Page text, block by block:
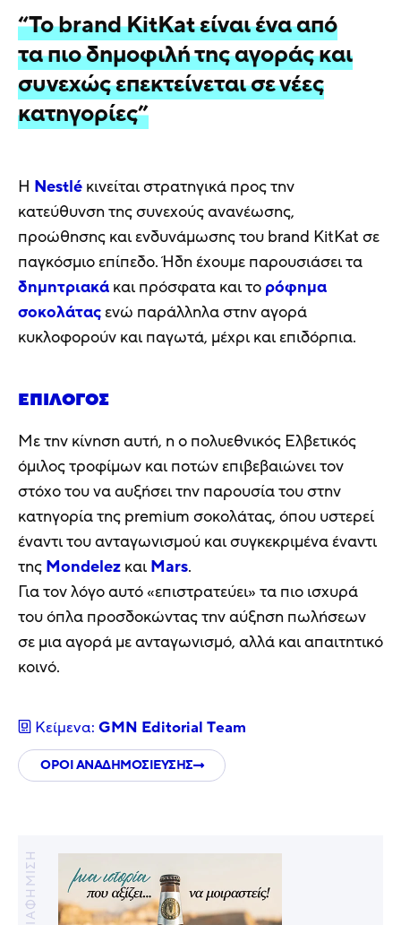
“Το brand KitKat είναι ένα από
τα πιο δημοφιλή της αγοράς και
συνεχώς επεκτείνεται σε νέες
κατηγορίες”
H Nestlé κινείται στρατηγικά προς την
κατεύθυνση της συνεχούς ανανέωσης,
προώθησης και ενδυνάμωσης του brand KitKat σε
παγκόσμιο επίπεδο. Ήδη έχουμε παρουσιάσει τα
δημητριακά και πρόσφατα και το ρόφημα
σοκολάταςενώ παράλληλα στην αγορά
κυκλοφορούν και παγωτά, μέχρι και επιδόρπια.
ΕΠΊΛΟΓΟΣ
Με την κίνηση αυτή, η ο πολυεθνικός Ελβετικός
όμιλος τροφίμων και ποτών επιβεβαιώνει τον
στόχο του να αυξήσει την παρουσία του στην
κατηγορία της premium σοκολάτας, όπου υστερεί
έναντι του ανταγωνισμού και συγκεκριμένα έναντι
της Mondelez και Mars.
Για τον λόγο αυτό «επιστρατεύει» τα πιο ισχυρά
του όπλα προσδοκώντας την αύξηση πωλήσεων
σε μια αγορά με ανταγωνισμό, αλλά και απαιτητικό
κοινό.
Κείμενα: GMN Editorial Τeam
ΟΡΟΙ ΑΝΑΔΗΜΟΣΙΕΥΣΗΣ
ΔΙΑΦΗΜΙΣΗ